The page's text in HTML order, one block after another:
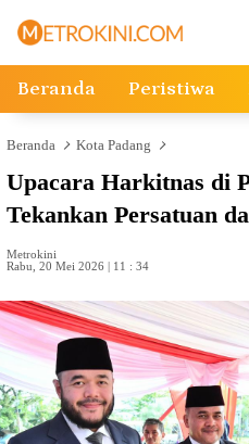
Beranda Peristiwa
Beranda Kota Padang
Upacara Harkitnas di
Tekankan Persatuan
Metrokini
Rabu, 20 Mei 2026 | 11 : 34